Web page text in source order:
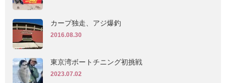
カープ独走、アジ爆釣
2016.08.30
東京湾ボートチニング初挑戦
2023.07.02